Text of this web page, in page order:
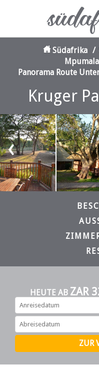
Südafrika /
Panorama Route
Kruger
‹
HEUTE AB ZAR